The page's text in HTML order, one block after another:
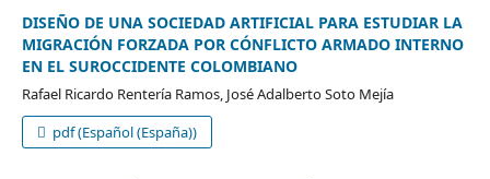
DISEÑO DE UNA SOCIEDAD ARTIFICIAL PARA ESTUDIAR LA
MIGRACIÓN FORZADA POR CÓNFLICTO ARMADO INTERNO
EN EL SUROCCIDENTE COLOMBIANO
Rafael Ricardo Rentería Ramos, José Adalberto Soto Mejía
pdf (Español (España))